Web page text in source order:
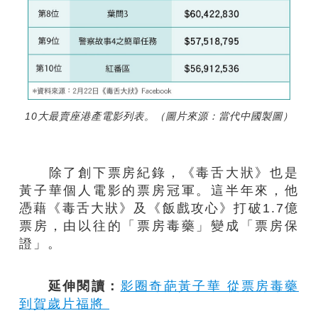
10大最賣座港產電影列表。（圖片來源：當代中國製圖）
除了創下票房紀錄，《毒舌大狀》也是
黃子華個人電影的票房冠軍。這半年來，他
憑藉《毒舌大狀》及《飯戲攻心》打破1.7億
票房，由以往的「票房毒藥」變成「票房保
證」。
延伸閱讀： 影圈奇葩黃子華 從票房毒藥
到賀歲片福將